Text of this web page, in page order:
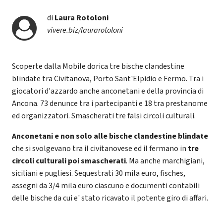
di Laura Rotoloni
vivere.biz/laurarotoloni
Scoperte dalla Mobile dorica tre bische clandestine
blindate tra Civitanova, Porto Sant'Elpidio e Fermo. Tra i
giocatori d'azzardo anche anconetani e della provincia di
Ancona. 73 denunce tra i partecipanti e 18 tra prestanome
ed organizzatori. Smascherati tre falsi circoli culturali.
Anconetani e non solo alle bische clandestine blindate
che si svolgevano tra il civitanovese ed il fermano in tre
circoli culturali poi smascherati. Ma anche marchigiani,
siciliani e pugliesi. Sequestrati 30 mila euro, fisches,
assegni da 3/4 mila euro ciascuno e documenti contabili
delle bische da cui e' stato ricavato il potente giro di affari.